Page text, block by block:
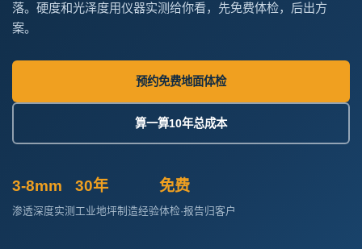
落。硬度和光泽度用仪器实测给你看，先免费体检，后出方
案。
预约免费地面体检
算一算10年总成本
3-8mm
渗透深度实测
30年
工业地坪制造经验
免费
体检·报告归客户